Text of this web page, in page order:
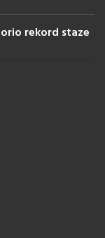
rekord staze